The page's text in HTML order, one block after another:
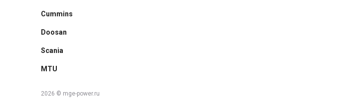
Cummins
Doosan
Scania
MTU
2026 © mge-power.ru